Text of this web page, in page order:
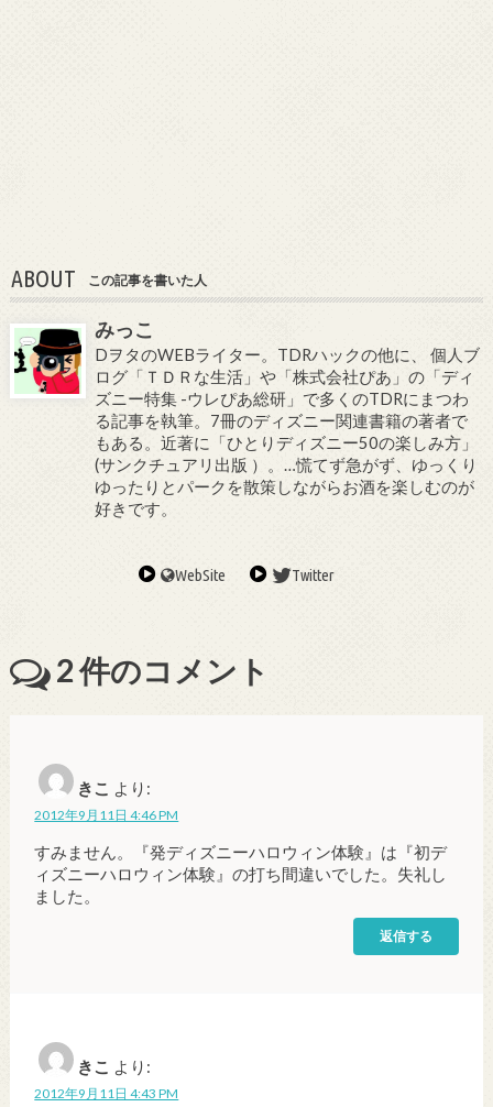
ABOUT この記事を書いた人
みっこ
DヲタのWEBライター。TDRハックの他に、 個人ブ
ログ「ＴＤＲな生活」や「株式会社ぴあ」の「ディ
ズニー特集 -ウレぴあ総研」で多くのTDRにまつわ
る記事を執筆。7冊のディズニー関連書籍の著者で
もある。近著に「ひとりディズニー50の楽しみ方」
(サンクチュアリ出版 ）。…慌てず急がず、ゆっくり
ゆったりとパークを散策しながらお酒を楽しむのが
好きです。
WebSite Twitter
2件のコメント
きこ より:
2012年9月11日 4:46 PM
すみません。『発ディズニーハロウィン体験』は『初デ
ィズニーハロウィン体験』の打ち間違いでした。失礼し
ました。
返信する
きこ より:
2012年9月11日 4:43 PM